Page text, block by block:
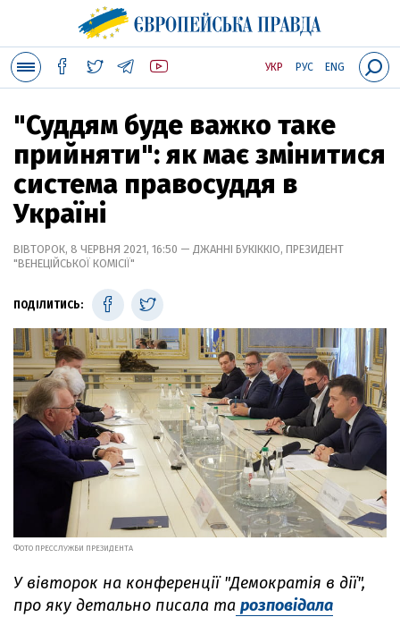
УКР РУС ENG
"Суддям буде важко таке
прийняти": як має змінитися
система правосуддя в
Україні
ВІВТОРОК, 8 ЧЕРВНЯ 2021, 16:50 — ДЖАННІ БУКІККІО, ПРЕЗИДЕНТ
"ВЕНЕЦІЙСЬКОЇ КОМІСІЇ"
ПОДІЛИТИСЬ:
ФОТО ПРЕССЛУЖБИ ПРЕЗИДЕНТА
У вівторок на конференції "Демократія в дії",
про яку детально писала та розповідала